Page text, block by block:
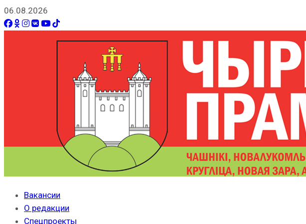
06.08.2026
Вакансии
О редакции
Спецпроекты